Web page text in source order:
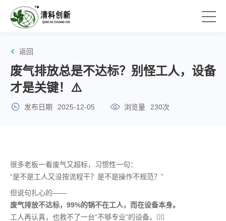
返回
废气排放总是不达标？别怪工人，设备
才是关键！⚠️
发布日期 2025-12-05 浏览量 230次
很多老板一看废气又超标，习惯性一句：
“是不是工人又没按流程干？是不是操作不规范？”
但说句扎心的——
废气排放不达标，99%的锅不在工人，而在设备本身。
工人再认真，也救不了一台“不够专业”的设备。😮‍💨